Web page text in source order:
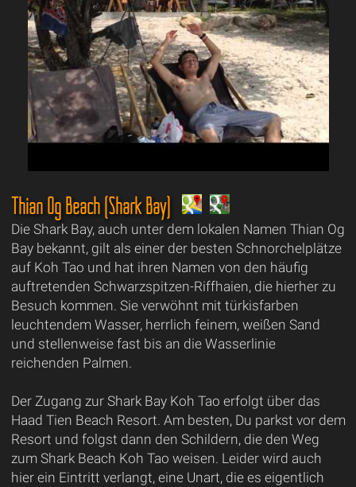
Thian Og Beach (Shark Bay)
Die Shark Bay, auch unter dem lokalen Namen Thian Og
Bay bekannt, gilt als einer der besten Schnorchelplätze
auf Koh Tao und hat ihren Namen von den häufig
auftretenden Schwarzspitzen-Riffhaien, die hierher zu
Besuch kommen. Sie verwöhnt mit türkisfarben
leuchtendem Wasser, herrlich feinem, weißen Sand
und stellenweise fast bis an die Wasserlinie
reichenden Palmen.
Der Zugang zur Shark Bay Koh Tao erfolgt über das
Haad Tien Beach Resort. Am besten, Du parkst vor dem
Resort und folgst dann den Schildern, die den Weg
zum Shark Beach Koh Tao weisen. Leider wird auch
hier ein Eintritt verlangt, eine Unart, die es eigentlich